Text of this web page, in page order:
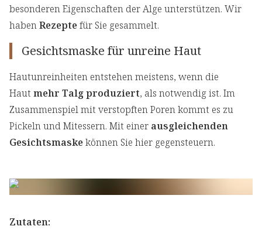
besonderen Eigenschaften der Alge unterstützen. Wir
habenRezeptefür Sie gesammelt.
Gesichtsmaske für unreine Haut
Hautunreinheiten entstehen meistens, wenn die
Haut mehr Talg produziert, als notwendig ist. Im
Zusammenspiel mit verstopften Poren kommt es zu
Pickeln und Mitessern. Mit einer ausgleichenden
Gesichtsmaskekönnen Sie hier gegensteuern.
Zutaten: